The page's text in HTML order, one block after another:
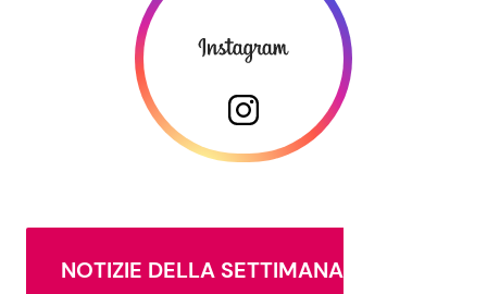
NOTIZIE DELLA SETTIMANA